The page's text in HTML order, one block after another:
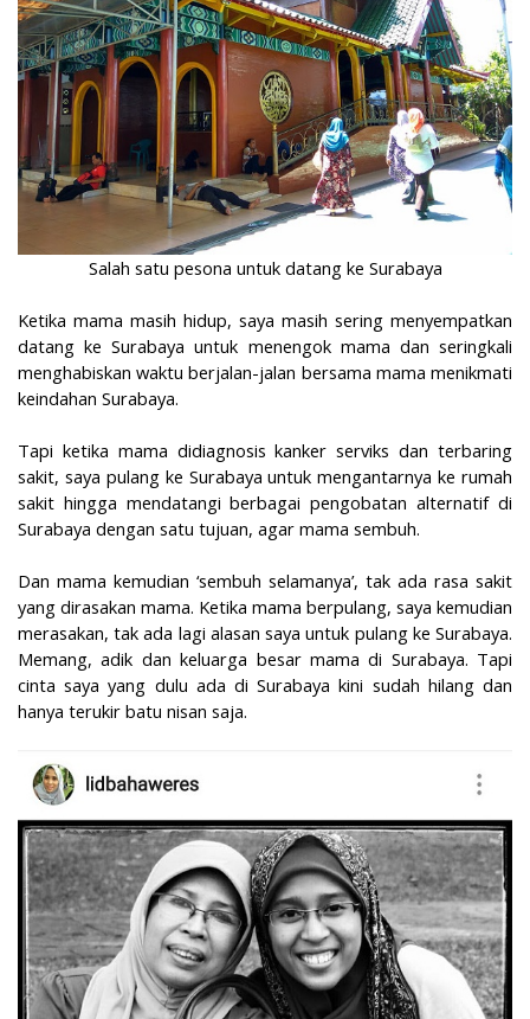
Salah satu pesona untuk datang ke Surabaya
Ketika mama masih hidup, saya masih sering menyempatkan
datang ke Surabaya untuk menengok mama dan seringkali
menghabiskan waktu berjalan-jalan bersama mama menikmati
keindahan Surabaya.
Tapi ketika mama didiagnosis kanker serviks dan terbaring
sakit, saya pulang ke Surabaya untuk mengantarnya ke rumah
sakit hingga mendatangi berbagai pengobatan alternatif di
Surabaya dengan satu tujuan, agar mama sembuh.
Dan mama kemudian ‘sembuh selamanya’, tak ada rasa sakit
yang dirasakan mama. Ketika mama berpulang, saya kemudian
merasakan, tak ada lagi alasan saya untuk pulang ke Surabaya.
Memang, adik dan keluarga besar mama di Surabaya. Tapi
cinta saya yang dulu ada di Surabaya kini sudah hilang dan
hanya terukir batu nisan saja.